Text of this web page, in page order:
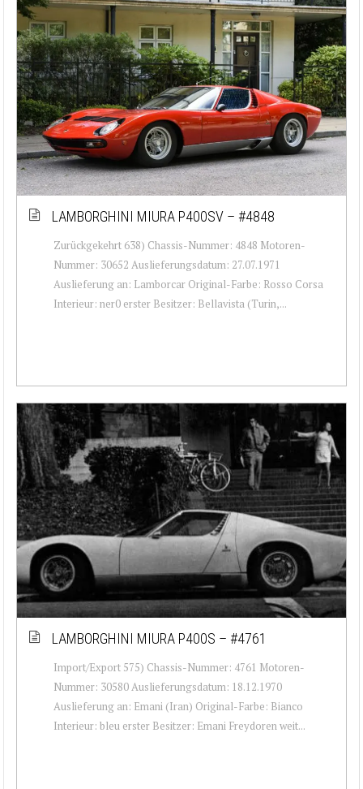
LAMBORGHINI MIURA P400SV – #4848
Zurückgekehrt 638) Chassis-Nummer: 4848 Motoren-
Nummer: 30652 Auslieferungsdatum: 27.07.1971
Auslieferung an: Lamborcar Original-Farbe: Rosso Corsa
Interieur: ner0 erster Besitzer: Bellavista (Turin,...
LAMBORGHINI MIURA P400S – #4761
Import/Export 575) Chassis-Nummer: 4761 Motoren-
Nummer: 30580 Auslieferungsdatum: 18.12.1970
Auslieferung an: Emani (Iran) Original-Farbe: Bianco
Interieur: bleu erster Besitzer: Emani Freydoren weit...